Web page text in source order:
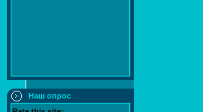
Наш опрос